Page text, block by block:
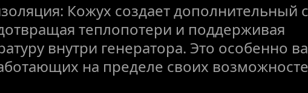
Кожух создает дополнительный
теплопотери и поддерживая
внутри генератора. Это особенно
на пределе своих